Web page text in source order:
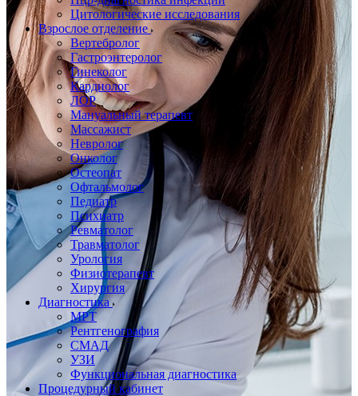
Цитологические исследования
Взрослое отделение
Вертебролог
Гастроэнтеролог
Гинеколог
Кардиолог
ЛОР
Мануальный терапевт
Массажист
Невролог
Онколог
Остеопат
Офтальмолог
Педиатр
Психиатр
Ревматолог
Травматолог
Урология
Физиотерапевт
Хирургия
Диагностика
МРТ
Рентгенография
СМАД
УЗИ
Функциональная диагностика
Процедурный кабинет